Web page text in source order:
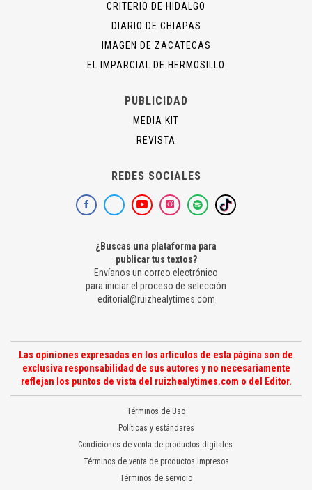
CRITERIO DE HIDALGO
DIARIO DE CHIAPAS
IMAGEN DE ZACATECAS
EL IMPARCIAL DE HERMOSILLO
PUBLICIDAD
MEDIA KIT
REVISTA
REDES SOCIALES
¿Buscas una plataforma para
publicar tus textos?
Envíanos un correo electrónico
para iniciar el proceso de selección
editorial@ruizhealytimes.com
Las opiniones expresadas en los artículos de esta página son de
exclusiva responsabilidad de sus autores y no necesariamente
reflejan los puntos de vista del ruizhealytimes.com o del Editor.
Términos de Uso
Políticas y estándares
Condiciones de venta de productos digitales
Términos de venta de productos impresos
Términos de servicio